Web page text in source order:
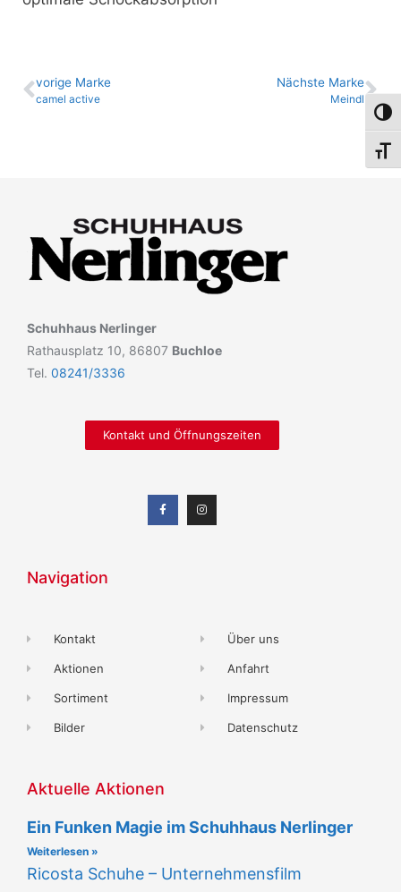
vo­ri­ge Marke
camel active
Nächste Marke
Meindl
Schuhhaus Nerlinger
Rathausplatz 10, 86807 Buchloe
Tel. 08241/3336
Kontakt und Öffnungszeiten
Navigation
Kontakt
Aktionen
Sortiment
Bilder
Über uns
Anfahrt
Impressum
Datenschutz
Aktuelle Aktionen
Ein Funken Magie im Schuhhaus Nerlinger
Weiterlesen »
Ricosta Schuhe – Unternehmensfilm